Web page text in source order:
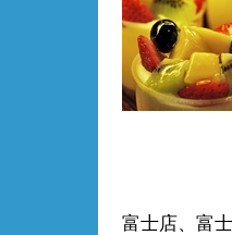
富士店、富